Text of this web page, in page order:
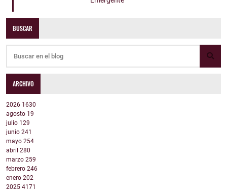
BUSCAR
ARCHIVO
2026 1630
agosto 19
julio 129
junio 241
mayo 254
abril 280
marzo 259
febrero 246
enero 202
2025 4171